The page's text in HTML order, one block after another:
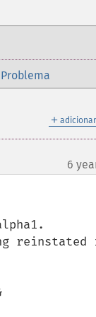
＋
6
reinstated